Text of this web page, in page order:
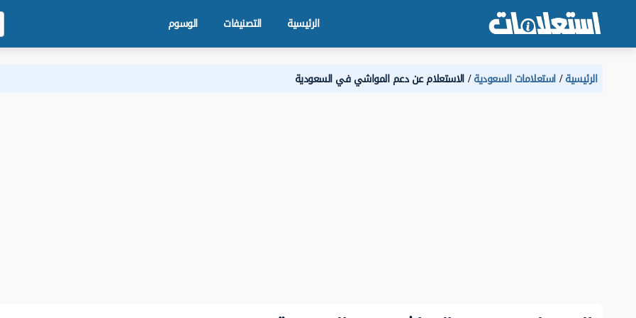
الرئيسية التصنيفات الوسوم
الرئيسية استعلامات السعودية الاستعلام عن دعم المواشي في السعودية